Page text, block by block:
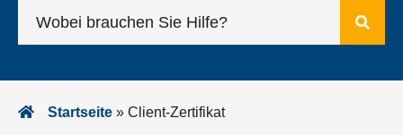
Startseite » Client-Zertifikat